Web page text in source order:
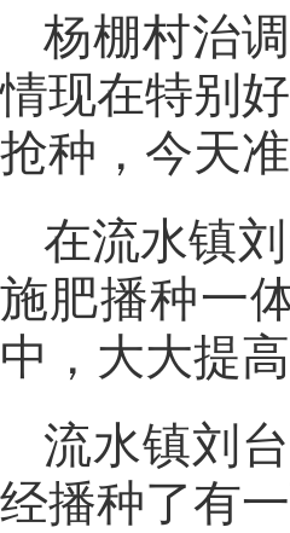
杨棚村治
情现在特别
抢种，今天
在流水镇
施肥播种一
中，大大提
流水镇刘
经播种了有